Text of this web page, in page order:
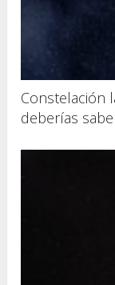
Constelación
deberías